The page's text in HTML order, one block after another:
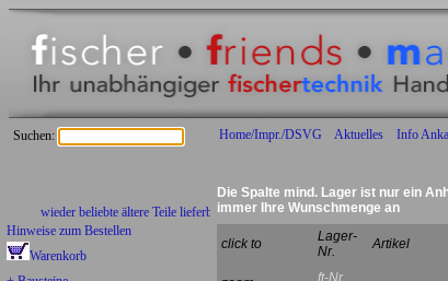
Home/Impr./DSVG Aktuelles Info
Suchen:
wieder beliebte ältere Teile lieferbar:
Hinweise zum Bestellen
Warenkorb
Die Spalte mind. Lager ist nur ein
immer Ihre Wunschmenge an
click to
Lager-
Nr.
Artikel